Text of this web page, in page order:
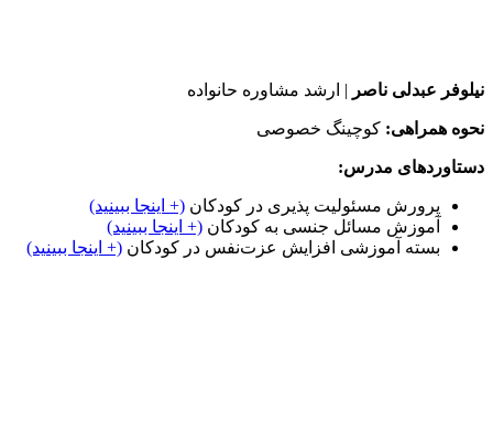
نیلوفر عبدلی ناصر | ارشد مشاوره حانواده
نحوه همراهی: کوچینگ خصوصی
دستاوردهای مدرس:
پرورش مسئولیت پذیری در کودکان (+ اینجا ببینید)
آموزش مسائل جنسی به کودکان (+ اینجا ببینید)
بسته‌ آموزشی افزایش عزت‌نفس در کودکان (+ اینجا ببینید)